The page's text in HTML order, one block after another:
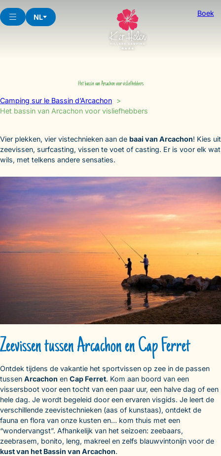
to
content
NL Boek
Het bassin van Arcachon voor visliefhebbers
Camping sur le Bassin d’Arcachon
Het bassin van Arcachon voor visliefhebbers
Vier plekken, vier vistechnieken aan de baai van Arcachon! Kies uit
zeevissen, surfcasting, vissen te voet of casting. Er is voor elk wat
wils, met telkens andere sensaties.
Zeevissen tussen Arcachon en Cap Ferret
Ontdek tijdens de vakantie het sportvissen op zee in de passen
tussen Arcachon en Cap Ferret. Kom aan boord van een
vissersboot voor een tocht van een paar uur, een halve dag of een
hele dag. Je wordt begeleid door een ervaren visgids. Je leert de
verschillende zeevistechnieken (aas of kunstaas), ontdekt de
fauna en flora van onze kusten en… kom thuis met een
“wondervangst”. Afhankelijk van het seizoen: zeebaars,
zeebrasem, bonito, leng, makreel en zelfs blauwvintonijn voor de
kust van het Bassin van Arcachon.